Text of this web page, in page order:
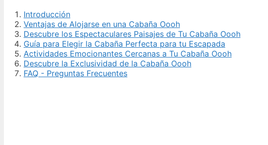
Introducción
Ventajas de Alojarse en una Cabaña Oooh
Descubre los Espectaculares Paisajes de Tu Cabaña Oooh
Guía para Elegir la Cabaña Perfecta para tu Escapada
Actividades Emocionantes Cercanas a Tu Cabaña Oooh
Descubre la Exclusividad de la Cabaña Oooh
FAQ - Preguntas Frecuentes